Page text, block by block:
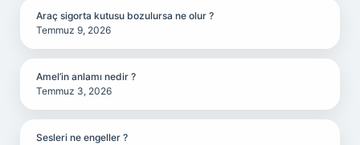
Araç sigorta kutusu bozulursa ne olur ?
Temmuz 9, 2026
Amel’in anlamı nedir ?
Temmuz 3, 2026
Sesleri ne engeller ?